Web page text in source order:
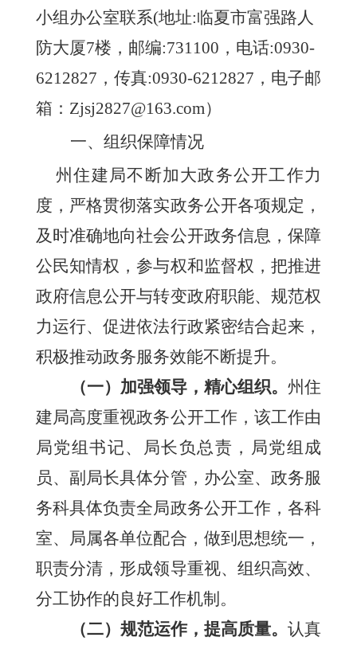
小组 办公室联系(地址:临夏市富强路人
防大厦7楼 ，邮编:731100，电话:0930-
6212827 ，传真:0930-6212827 ，电子邮
箱： Zjsj2827@163.com）
一、 组织保障情况
州住建局不断加大政务公开工作力
度，严格贯彻落实政务公开各项规定，
及时准确地向社会公开政务信息，保障
公民知情权，参与权和监督权，把推进
政府信息公开与转变政府职能、规范权
力运行、促进依法行政紧密结合起来，
积极推动政务服务效能不断提升。
（一）加强领导，精心组织。 州住
建局高度重视政务公开工作，该工作由
局党组书记、局长负总责，局党组成
员、副局长具体分管，办公室、政务服
务科具体负责全局政务公开工作，各科
室、局属各单位配合，做到思想统一，
职责分清，形成领导重视、组织高效、
分工协作的良好工作机制。
（二）规范运作，提高质量。 认真